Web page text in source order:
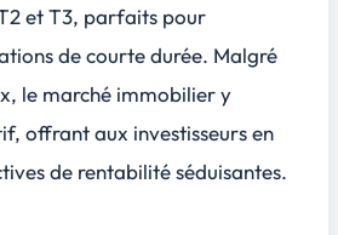
et T3, parfaits pour
de courte durée. Malgré
le marché immobilier y
offrant aux investisseurs en
de rentabilité séduisantes.